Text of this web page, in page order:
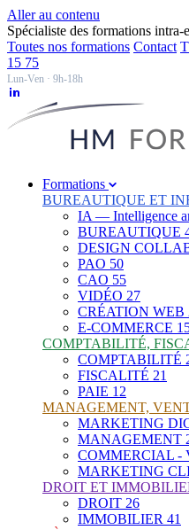
Aller au contenu
Spécialiste des formations intra-
Toutes nos formations Contact
15 75
Lun-Ven · 9h-18h
Formations
BUREAUTIQUE ET
IA — Intelligence
BUREAUTIQUE
DESIGN
PAO 50
CAO 55
VIDÉO 27
CRÉATION WEB
E-COMMERCE
COMPTABILITÉ,
COMPTABILITÉ
FISCALITÉ 21
PAIE 12
MANAGEMENT,
MARKETING
MANAGEMENT
COMMERCIAL -
MARKETING
DROIT ET
DROIT 26
IMMOBILIER 41